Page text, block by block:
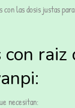
las dosis justas
raiz
necesitan: